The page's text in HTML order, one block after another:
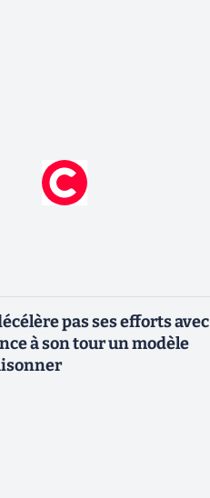
pas ses efforts avec
à son tour un modèle